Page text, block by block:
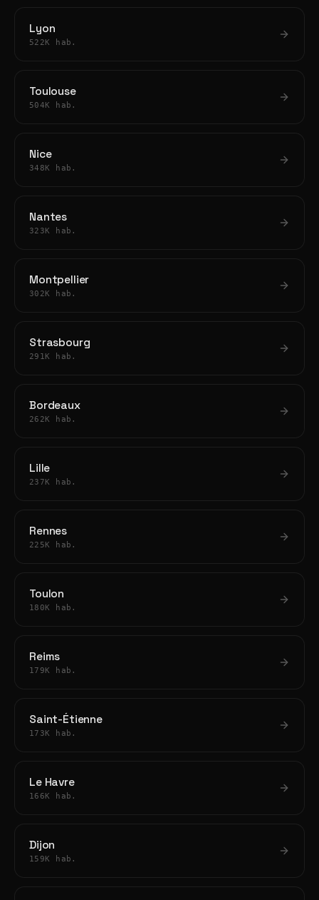
Lyon
522K hab.
Toulouse
504K hab.
Nice
348K hab.
Nantes
323K hab.
Montpellier
302K hab.
Strasbourg
291K hab.
Bordeaux
262K hab.
Lille
237K hab.
Rennes
225K hab.
Toulon
180K hab.
Reims
179K hab.
Saint-Étienne
173K hab.
Le Havre
166K hab.
Dijon
159K hab.